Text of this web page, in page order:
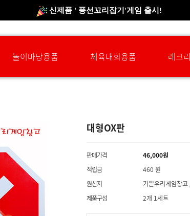
신규회원 HAPPY EVENT 적립금 5,000원 증정
놀이마당용품 체육대회용품 레크
대형OX판
판매가격 46,000원
적립금
460 원
원산지
기쁜우리게임창
제품구성
2개 1세트